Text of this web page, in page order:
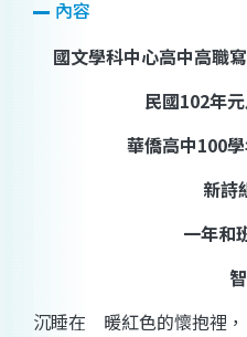
內容
國文學科中心高中高職
民國102年
華僑高中100
新詩
一年和
沉睡在 暖紅色的懷抱裡，